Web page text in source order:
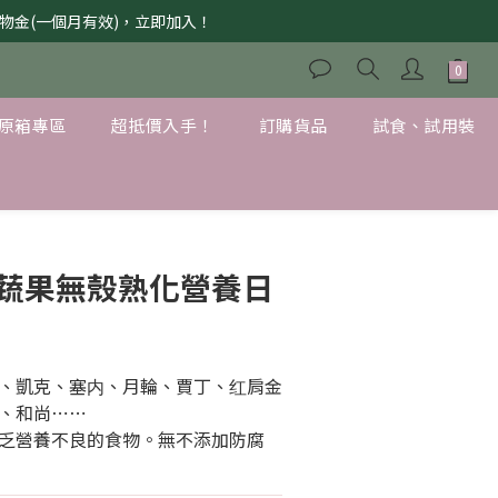
(一個月有效)，立即加入！
箱專區 超抵價入手！ 訂購貨品 試食、試用裝
果無殼熟化營養日
凱克、塞内、月輪、賈丁、红肩金
、和尚⋯⋯
營養不良的食物。無不添加防腐